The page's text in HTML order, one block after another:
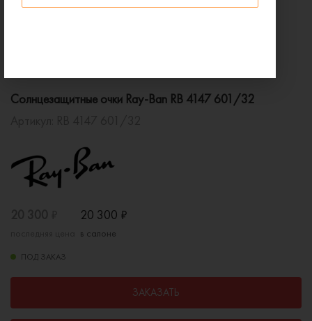
Солнцезащитные очки Ray-Ban RB 4147 601/32
20 300 ₽
в салоне
ПОД ЗАКАЗ
ЗАКАЗАТЬ